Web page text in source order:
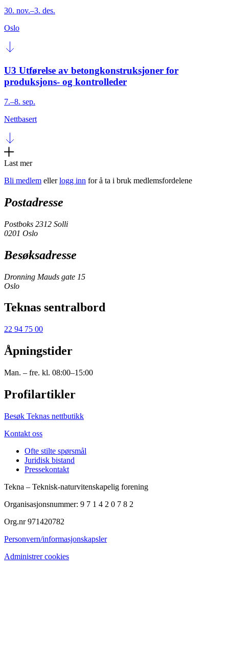
30. nov.–3. des.
Oslo
U3 Utførelse av betongkonstruksjoner for
produksjons- og kontrolleder
7.–8. sep.
Nettbasert
Last mer
Bli medlem ellerlogg inn for å ta i bruk medlemsfordelene
Postadresse
Postboks 2312 Solli
0201 Oslo
Besøksadresse
Dronning Mauds gate 15
Oslo
Teknas sentralbord
22 94 75 00
Åpningstider
Man. – fre. kl. 08:00–15:00
Profilartikler
Besøk Teknas nettbutikk
Kontakt oss
Ofte stilte spørsmål
Juridisk bistand
Pressekontakt
Tekna – Teknisk-naturvitenskapelig forening
Organisasjonsnummer: 9 7 1 4 2 0 7 8 2
Org.nr 971420782
Personvern/informasjonskapsler
Administrer cookies